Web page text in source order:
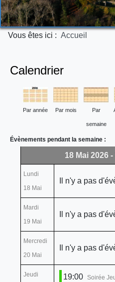
Vous êtes ici : Accueil
Calendrier
Par année Par mois Par
semaine
Évènements pendant la semaine :
18 Mai 2026
Lundi
18 Mai
Il n'y a pas
Mardi
19 Mai
Il n'y a pas
Mercredi
20 Mai
Il n'y a pas
Jeudi
19:00 Soirée